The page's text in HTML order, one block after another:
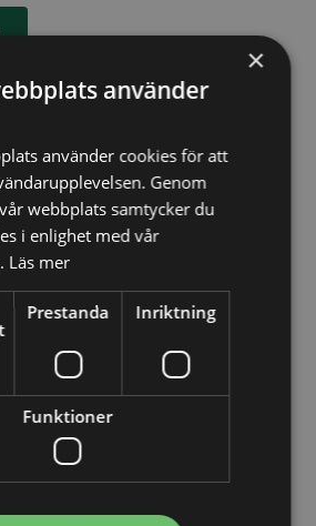
öppnar för
– lär dig vinna
×
använder
använder cookies för att
Genom
webbplats samtycker du
i enlighet med vår
Läs mer
Prestanda Inriktning
Funktioner